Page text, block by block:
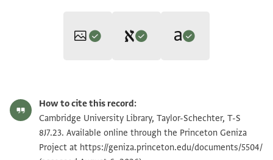
S. D. Goitein and Mordechai Akiva Friedman,
Ben Yijū, India Trader and Manufacturer: Cairo Geniza Documents‎
(in Hebrew) (Ben-Zvi Institute, 2010).
S. D. Goitein and Mordechai Akiva Friedman,
India traders of the
middle ages : documents from the Cairo Geniza : India book
2008), vol. 1.
T-S 8J7.23 1v Zoom and Rotate
III, 28a
וקד סאהל אללה תעאלי ואבעת לה מן אלפלפל אלואצל והו
With the assistance of God, the Exalted, I have sold for you
Image Permissions Statement
How to cite this record:
Cambridge University Library, Taylor-Schechter, T-S
8J7.23. Available online through the Princeton Geniza
Project at https://geniza.princeton.edu/documents/5504/